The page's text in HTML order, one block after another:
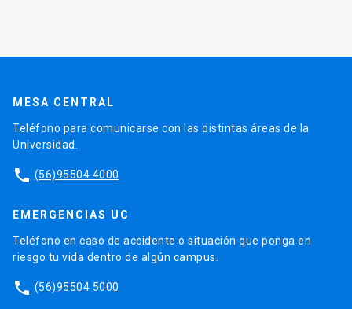
MESA CENTRAL
Teléfono para comunicarse con las distintas áreas de la
Universidad.
phone (56)95504 4000
EMERGENCIAS UC
Teléfono en caso de accidente o situación que ponga en
riesgo tu vida dentro de algún campus.
phone (56)95504 5000